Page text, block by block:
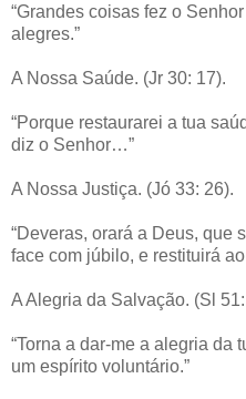
“Grandes coisas fez o
alegres.”
A Nossa Saúde. (Jr 30: 17).
“Porque restaurarei a tua
diz o Senhor…”
A Nossa Justiça. (Jó 33: 26).
“Deveras, orará a Deus, que
face com júbilo, e restituirá
A Alegria da Salvação. (Sl
“Torna a dar-me a alegria da
um espírito voluntário.”